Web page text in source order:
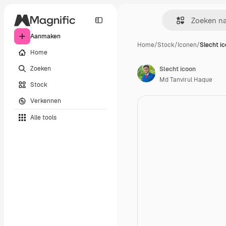
Aanmaken
Home
Zoeken
Stock
Verkennen
Alle tools
Home/Stock/Iconen/Slecht
Slecht icoon
Md Tanvirul Haque